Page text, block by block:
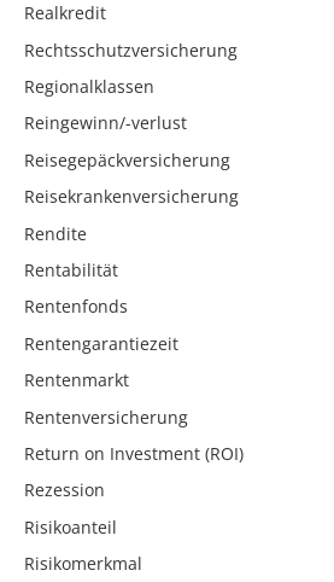
Realkredit
Rechtsschutzversicherung
Regionalklassen
Reingewinn/-verlust
Reisegepäckversicherung
Reisekrankenversicherung
Rendite
Rentabilität
Rentenfonds
Rentengarantiezeit
Rentenmarkt
Rentenversicherung
Return on Investment (ROI)
Rezession
Risikoanteil
Risikomerkmal